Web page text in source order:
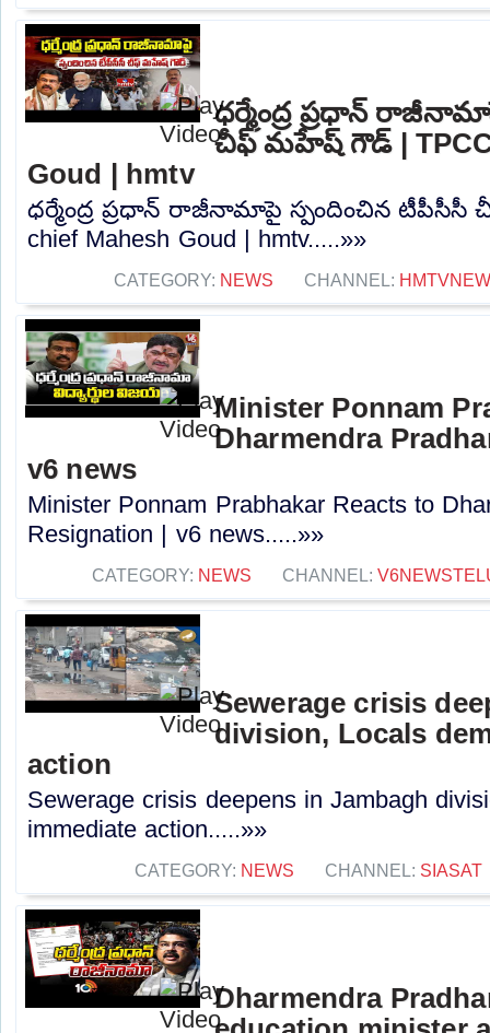
ధర్మేంద్ర ప్రధాన్
చీఫ్ మహేష్ గౌడ్ | TPCC
Goud | hmtv
ధర్మేంద్ర ప్రధాన్ రాజీనామాపై స్పందించిన టీపీసీసీ
chief Mahesh Goud | hmtv.....»»
CATEGORY: NEWS CHANNEL:
Minister Ponnam
Dharmendra
v6 news
Minister Ponnam Prabhakar Reacts to
Resignation | v6 news.....»»
CATEGORY: NEWS CHANNEL:
Sewerage crisis
division, Locals
action
Sewerage crisis deepens in Jambagh
immediate action.....»»
CATEGORY: NEWS CHANNEL: SIASAT
Dharmendra